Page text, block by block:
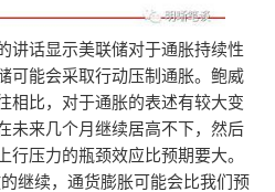
讲话显示美联储对于通胀持续性
可能会采取行动压制通胀。鲍威
相比，对于通胀的表述有较大变
未来几个月继续居高不下，然后
行压力的瓶颈效应比预期要大。
继续，通货膨胀可能会比我们预